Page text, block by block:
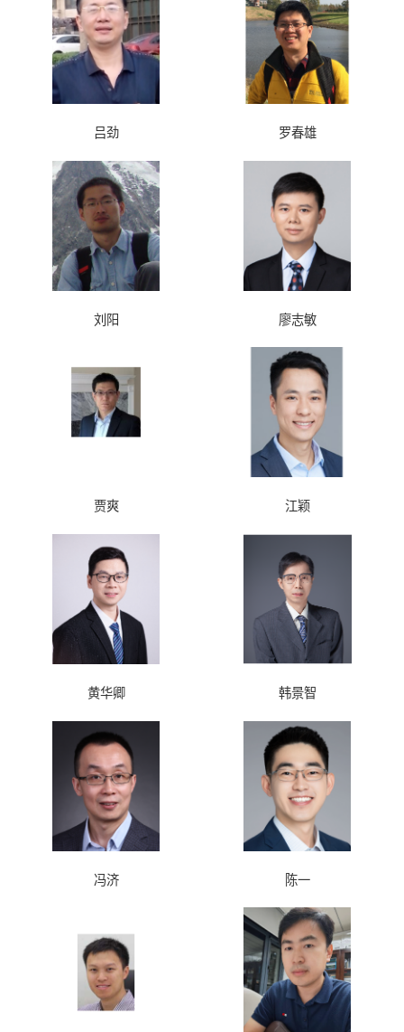
吕劲 罗春雄
刘阳 廖志敏
贾爽 江颖
黄华卿 韩景智
冯济 陈一